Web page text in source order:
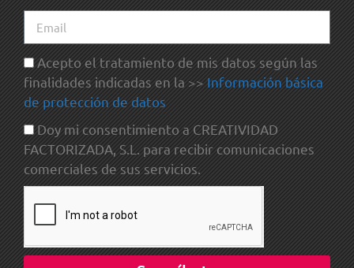
Acepto el tratamiento de mis datos según las
finalidades indicadas en la >> Información básica
de protección de datos
Doy mi consentimiento a CREATIVIDAD
FACTORIZADA, S.L. para recibir comunicaciones
comerciales de sus servicios.